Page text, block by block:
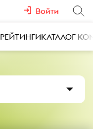
Войти
РЕЙТИНГИКАТАЛОГ